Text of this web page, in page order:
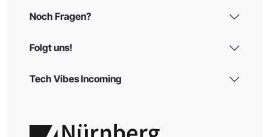
Noch Fragen?
Folgt uns!
Tech Vibes Incoming